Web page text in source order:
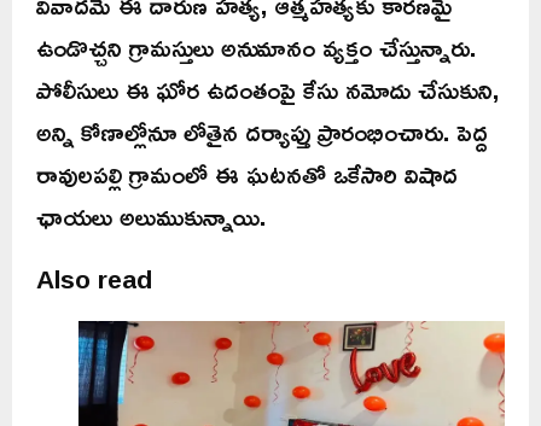
ఉండొచ్చని గ్రామస్తులు అనుమానం వ్యక్తం చేస్తున్నారు.
పోలీసులు ఈ ఘోర ఉదంతంపై కేసు నమోదు చేసుకుని,
అన్ని కోణాల్లోనూ లోతైన దర్యాప్తు ప్రారంభించారు. పెద్ద
రావులపల్లి గ్రామంలో ఈ ఘటనతో ఒకేసారి విషాద
ఛాయలు అలుముకున్నాయి.
Also read